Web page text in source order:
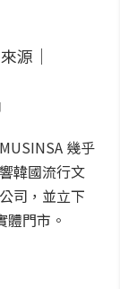
幾乎
韓國流行文
司，並立下
門市。